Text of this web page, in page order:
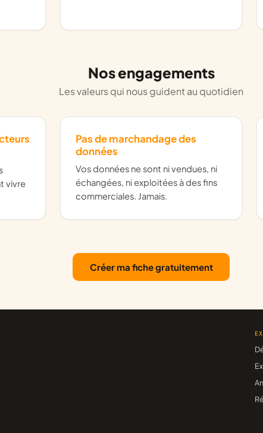
Nos engagements
Les valeurs qui nous guident au quotidien
vivre
Pas de marchandage des
données
Vos données ne sont ni vendues, ni
échangées, ni exploitées à des fins
commerciales. Jamais.
Créer ma fiche gratuitement